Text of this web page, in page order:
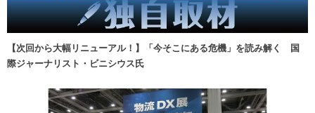
【次回から大幅リニューアル！】「今そこにある危機」を読み解く 国
際ジャーナリスト・ビニシウス氏